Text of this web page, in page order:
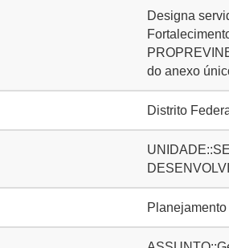
Designa
do anexo
Distrito